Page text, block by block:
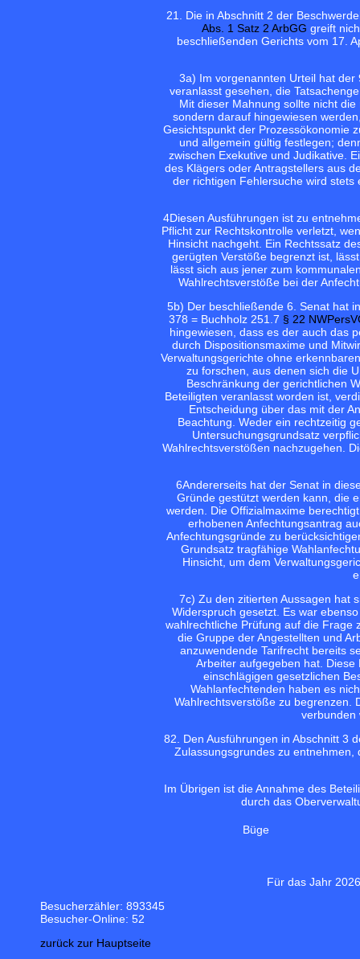
21. Die in Abschnitt 2 der
Abs. 1 Satz 2 ArbGG greift
beschließenden Gerichts vom 17.
3a) Im vorgenannten Urteil hat
veranlasst gesehen, die
Mit dieser Mahnung sollte nicht
sondern darauf hingewiesen
Gesichtspunkt der Prozessökonomie
und allgemein gültig festlegen;
zwischen Exekutive und Judikative.
des Klägers oder Antragstellers aus
der richtigen Fehlersuche wird
4Diesen Ausführungen ist zu
Pflicht zur Rechtskontrolle verletzt,
Hinsicht nachgeht. Ein Rechtssatz
gerügten Verstöße begrenzt ist,
lässt sich aus jener zum
Wahlrechtsverstöße bei der
5b) Der beschließende 6. Senat hat
378 = Buchholz 251.7 § 22
hingewiesen, dass es der auch das
durch Dispositionsmaxime und
Verwaltungsgerichte ohne
zu forschen, aus denen sich die
Beschränkung der gerichtlichen
Beteiligten veranlasst worden ist,
Entscheidung über das mit der
Beachtung. Weder ein rechtzeitig
Untersuchungsgrundsatz
Wahlrechtsverstößen nachzugehen.
6Andererseits hat der Senat in
Gründe gestützt werden kann, die
werden. Die Offizialmaxime
erhobenen Anfechtungsantrag
Anfechtungsgründe zu
Grundsatz tragfähige
Hinsicht, um dem
7c) Zu den zitierten Aussagen hat
Widerspruch gesetzt. Es war
wahlrechtliche Prüfung auf die Frage
die Gruppe der Angestellten und
anzuwendende Tarifrecht bereits
Arbeiter aufgegeben hat.
einschlägigen gesetzlichen
Wahlanfechtenden haben es
Wahlrechtsverstöße zu begrenzen.
verbunden
82. Den Ausführungen in Abschnitt 3
Zulassungsgrundes zu
Im Übrigen ist die Annahme des
durch das
Büge
Für das Jahr
Besucherzähler: 893345
Besucher-Online: 52
zurück zur Hauptseite